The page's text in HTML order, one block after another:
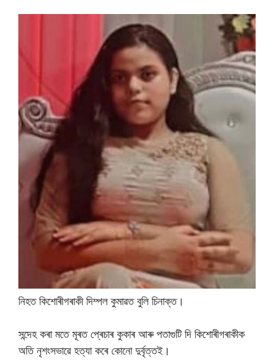
নিহত কিশোৰীগৰাকী দিম্পল কুমাৱত বুলি চিনাক্ত।
সন্দেহ কৰা মতে মূৰত প্ৰেচাৰ কুকাৰ আৰু পতাগুটি দি কিশোৰীগৰাকীক
অতি নৃশংসভাৱে হত্যা কৰে কোনো দুৰ্বৃত্তই।